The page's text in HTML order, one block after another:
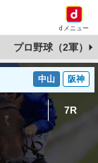
dメニュー
プロ野球（2軍）
中山 阪神
7R